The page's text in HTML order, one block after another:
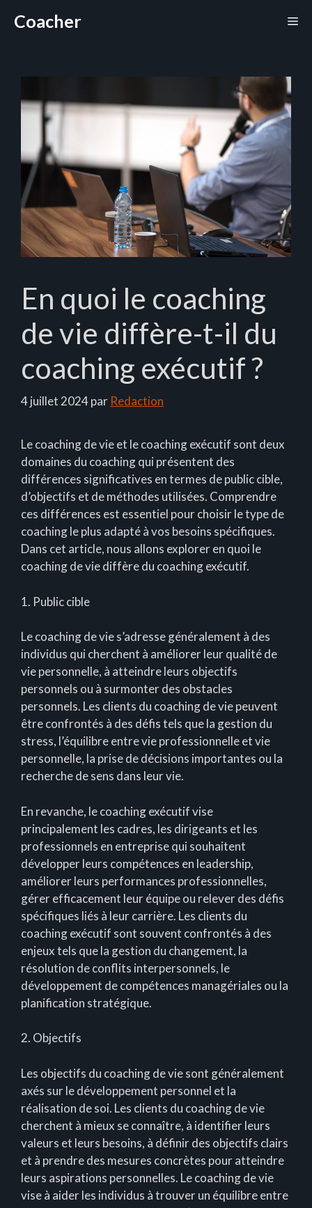
Coacher
En quoi le coaching
de vie diffère-t-il du
coaching exécutif ?
4 juillet 2024par Redaction
Le coaching de vie et le coaching exécutif sont deux
domaines du coaching qui présentent des
différences significatives en termes de public cible,
d’objectifs et de méthodes utilisées. Comprendre
ces différences est essentiel pour choisir le type de
coaching le plus adapté à vos besoins spécifiques.
Dans cet article, nous allons explorer en quoi le
coaching de vie diffère du coaching exécutif.
1. Public cible
Le coaching de vie s’adresse généralement à des
individus qui cherchent à améliorer leur qualité de
vie personnelle, à atteindre leurs objectifs
personnels ou à surmonter des obstacles
personnels. Les clients du coaching de vie peuvent
être confrontés à des défis tels que la gestion du
stress, l’équilibre entre vie professionnelle et vie
personnelle, la prise de décisions importantes ou la
recherche de sens dans leur vie.
En revanche, le coaching exécutif vise
principalement les cadres, les dirigeants et les
professionnels en entreprise qui souhaitent
développer leurs compétences en leadership,
améliorer leurs performances professionnelles,
gérer efficacement leur équipe ou relever des défis
spécifiques liés à leur carrière. Les clients du
coaching exécutif sont souvent confrontés à des
enjeux tels que la gestion du changement, la
résolution de conflits interpersonnels, le
développement de compétences managériales ou la
planification stratégique.
2. Objectifs
Les objectifs du coaching de vie sont généralement
axés sur le développement personnel et la
réalisation de soi. Les clients du coaching de vie
cherchent à mieux se connaître, à identifier leurs
valeurs et leurs besoins, à définir des objectifs clairs
et à prendre des mesures concrètes pour atteindre
leurs aspirations personnelles. Le coaching de vie
vise à aider les individus à trouver un équilibre entre